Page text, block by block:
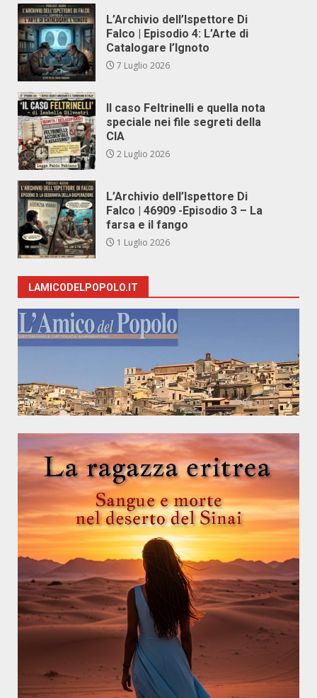
L’Archivio dell’Ispettore Di
Falco | Episodio 4: L’Arte di
Catalogare l’Ignoto
7 Luglio 2026
Il caso Feltrinelli e quella nota
speciale nei file segreti della
CIA
2 Luglio 2026
L’Archivio dell’Ispettore Di
Falco | 46909 -Episodio 3 – La
farsa e il fango
1 Luglio 2026
LAMICODELPOPOLO.IT